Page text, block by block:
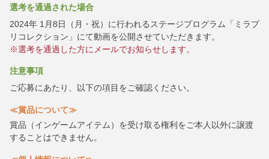
選考を通過された場合
2024年 1月8日（月・祝）に行われるステージプログラム「ミラプ
リコレクション」にて動画を公開させていただきます。
※選考を通過した方にメールでお知らせします。
注意事項
ご応募にあたり、以下の項目をご確認ください。
≪賞品について≫
賞品（インゲームアイテム）を受け取る権利をご本人以外に譲渡
することはできません。